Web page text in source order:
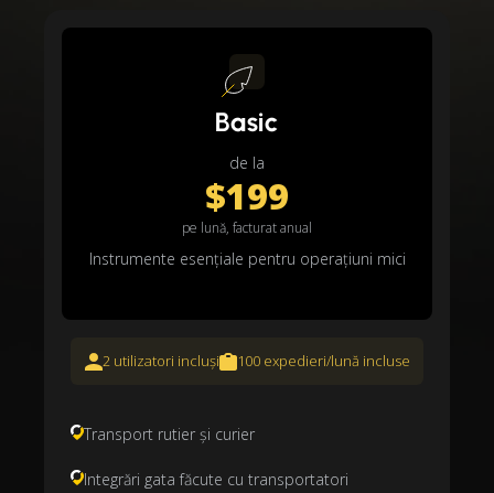
Basic
de la
$199
pe lună, facturat anual
Instrumente esențiale pentru operațiuni mici
2 utilizatori incluși 100 expedieri/lună incluse
Transport rutier și curier
Integrări gata făcute cu transportatori